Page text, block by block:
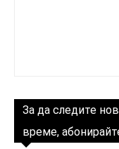
За да следите
време,